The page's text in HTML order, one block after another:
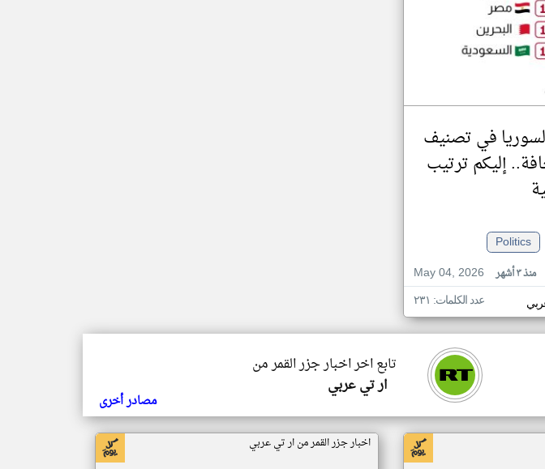
لسوريا في تصنيف
إليكم ترتيب
Politics
May 04, 2026
منذ ٣ أشهر
عدد الكلمات: ٢٣١
تابع اخر اخبار جزر القمر من
ار تي عربي
مصادر أخرى
اخبار جزر القمر من ار تي عربي